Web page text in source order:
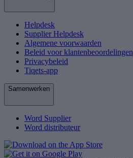
Helpdesk
Supplier Helpdesk
Algemene voorwaarden
Beleid voor klantenbeoordelingen
Privacybeleid
Tiqets-app
Samenwerken
Word Supplier
Word distributeur